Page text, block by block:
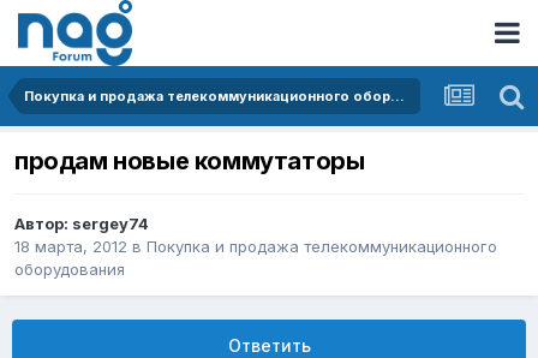
Покупка и продажа телекоммуникационного оборудования
продам новые коммутаторы
Автор: sergey74
18 марта, 2012 в Покупка и продажа телекоммуникационного
оборудования
Ответить